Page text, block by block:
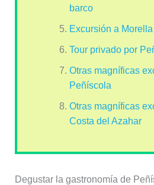
barco
Excursión a Morella
Tour privado por
Otras magníficas
Peñíscola
Otras magníficas
Costa del Azahar
Degustar la gastronomía de